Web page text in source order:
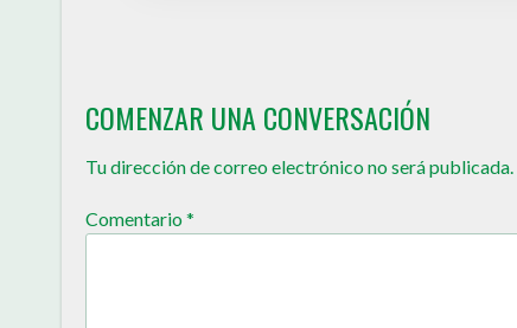
COMENZAR UNA CONVERSACIÓN
Tu dirección de correo electrónico no será publicada.
Comentario*